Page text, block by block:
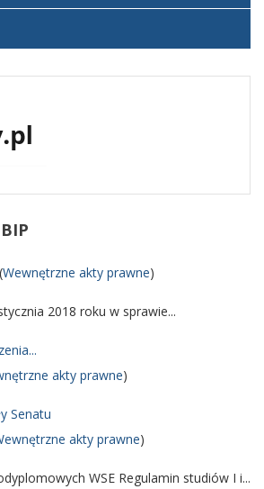
(Wewnętrzne akty prawne)
2018 roku w sprawie...
akty prawne)
Senatu
akty prawne)
WSE Regulamin studiów I i...